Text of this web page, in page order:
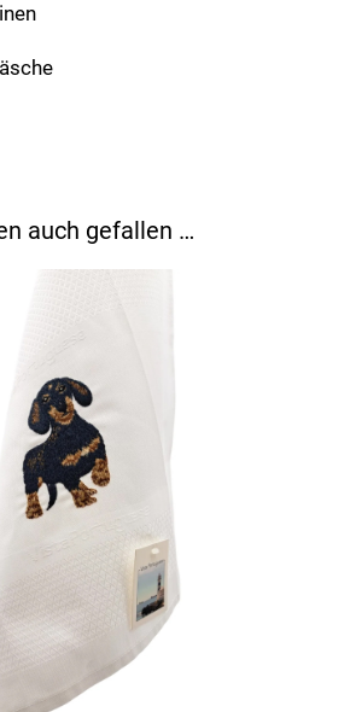
auch gefallen …